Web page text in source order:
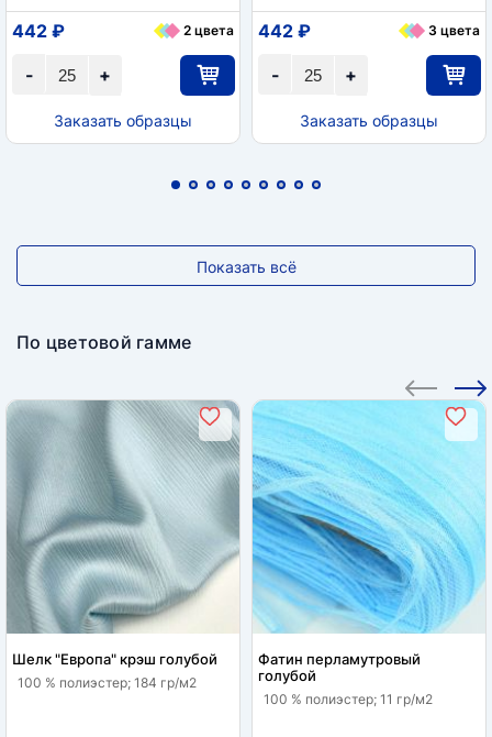
+
-
442 ₽ 2 цвета
Заказать образцы
+
-
442 ₽ 3 цвета
Заказать образцы
Показать всё
По цветовой гамме
Шелк "Европа" крэш голубой
100 % полиэстер; 184 гр/м2
Фатин перламутровый
голубой
100 % полиэстер; 11 гр/м2